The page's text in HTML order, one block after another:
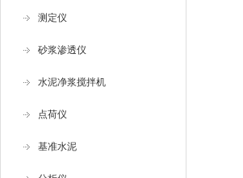
测定仪
砂浆渗透仪
水泥净浆搅拌机
点荷仪
基准水泥